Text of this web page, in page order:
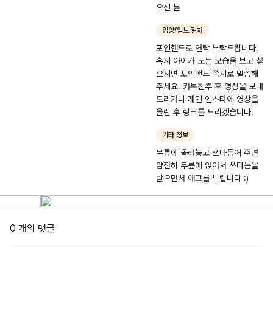
으신 분
입양/임보 절차
포인핸드로 연락 부탁드립니다.
혹시 아이가 노는 모습을 보고 싶
으시면 포인핸드 쪽지로 말씀해
주세요. 카톡친추 후 영상을 보내
드리거나 개인 인스타에 영상을
올린 후 링크를 드리겠습니다.
기타 정보
무릎에 올려놓고 쓰다듬어 주면
얌전히 무릎에 앉아서 쓰다듬을
받으면서 애교를 부립니다 :)
0 개의 댓글